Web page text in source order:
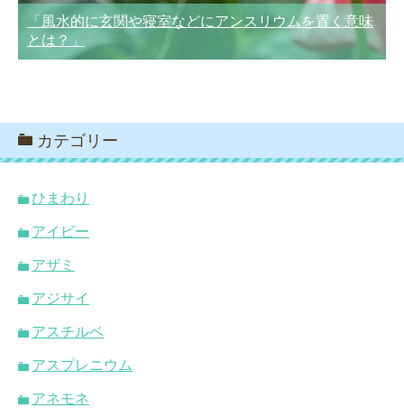
「風水的に玄関や寝室などにアンスリウムを置く意味
とは？」
カテゴリー
ひまわり
アイビー
アザミ
アジサイ
アスチルベ
アスプレニウム
アネモネ